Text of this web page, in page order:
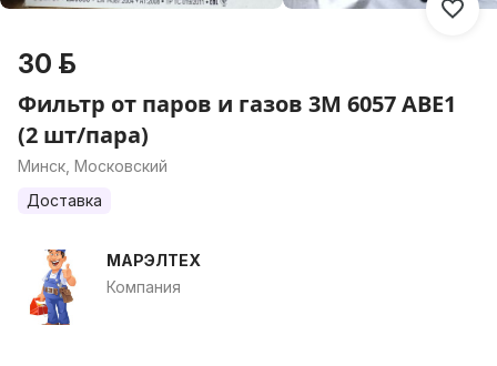
30 р.
Фильтр от паров и газов 3М 6057 АВЕ1
(2 шт/пара)
Минск, Московский
Доставка
МАРЭЛТЕХ
Компания